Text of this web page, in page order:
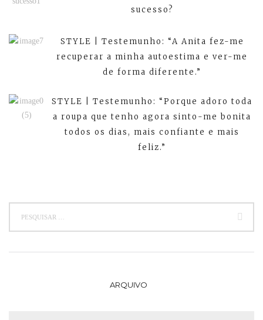
sucesso?
STYLE | Testemunho: “A Anita fez-me
recuperar a minha autoestima e ver-me
de forma diferente.”
STYLE | Testemunho: “Porque adoro toda
a roupa que tenho agora sinto-me bonita
todos os dias, mais confiante e mais
feliz.”
ARQUIVO